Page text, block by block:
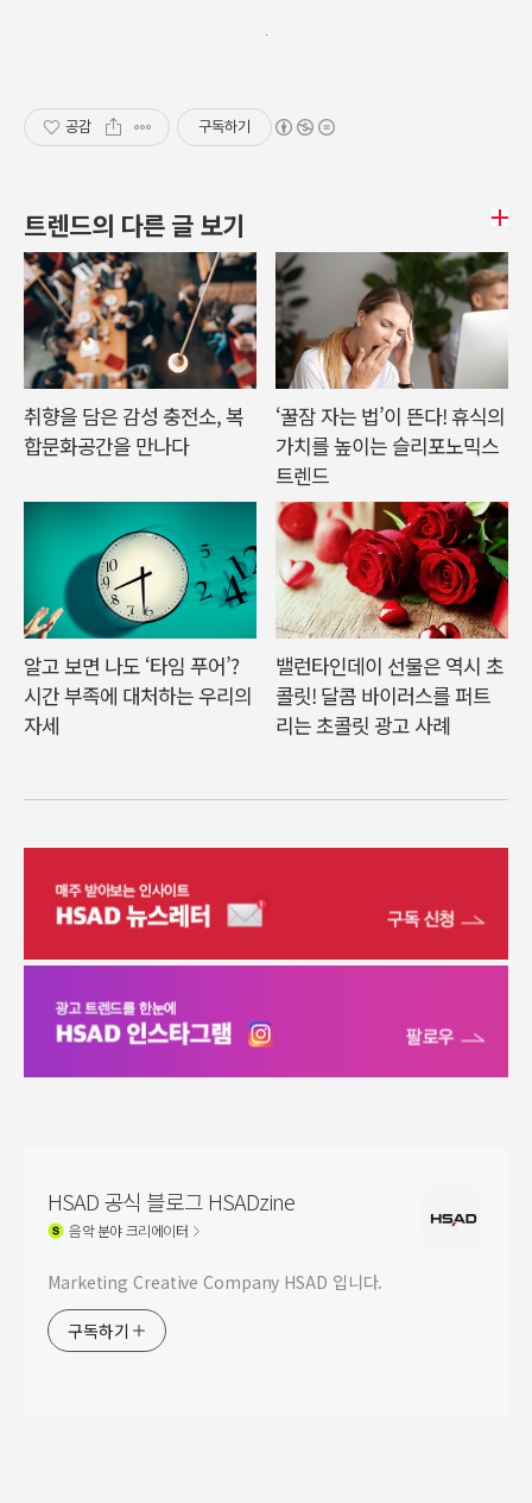
공감 구독하기
트렌드의 다른 글 보기
취향을 담은 감성 충전소, 복
합문화공간을 만나다
‘꿀잠 자는 법’이 뜬다! 휴식의
가치를 높이는 슬리포노믹스
트렌드
알고 보면 나도 ‘타임 푸어’?
시간 부족에 대처하는 우리의
자세
밸런타인데이 선물은 역시 초
콜릿! 달콤 바이러스를 퍼트
리는 초콜릿 광고 사례
HSAD 공식 블로그 HSADzine
음악분야 크리에이터
Marketing Creative Company HSAD 입니다.
구독하기